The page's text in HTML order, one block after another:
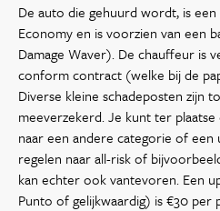
De auto die gehuurd wordt, is
Economy en is voorzien van een
Damage Waver). De chauffeur is
conform contract (welke bij de
Diverse kleine schadeposten zijn
meeverzekerd. Je kunt ter
naar een andere categorie of een
regelen naar all-risk of
kan echter ook vantevoren. Een
Punto of gelijkwaardig) is €30 per